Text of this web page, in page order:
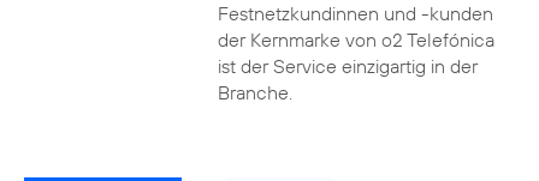
Festnetzkundinnen und -kunden
der Kernmarke von o2 Telefónica
ist der Service einzigartig in der
Branche.